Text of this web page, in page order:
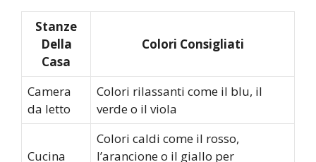
Stanze
Della
Casa
Colori Consigliati
Camera
da letto
Colori rilassanti come il blu, il
verde o il viola
Cucina
Colori caldi come il rosso,
l’arancione o il giallo per